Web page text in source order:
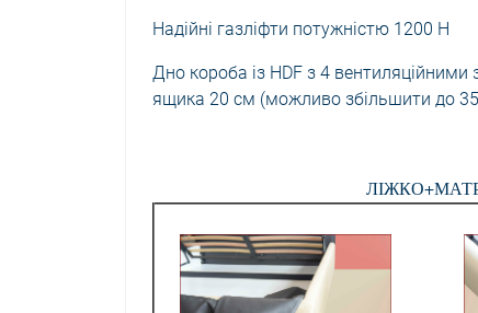
Надійні газліфти потужністю 1200 Н
Дно короба із HDF з 4
ящика 20 см (можливо збільшити до